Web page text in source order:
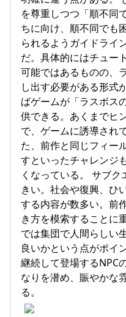
を尊重しつつ「順不同
ちに向け、順不同でも
られるようガイドライ
だ。具体的にはチュー
可能ではあるものの、
し出す必要がある形式
ばゲームが「ラスボス
供できる。あくまでヒ
で、ゲームに誘導され
た、前作と同じフィー
すといったチャレンジ
くなっている。 サブ
きい。社会や復興、ひ
する内容が数多い。前
き方を模索することに
では集団で人間らしい
良いかという点がポイ
継続して登場するNPC
なりを潜め、賑やかな
る。